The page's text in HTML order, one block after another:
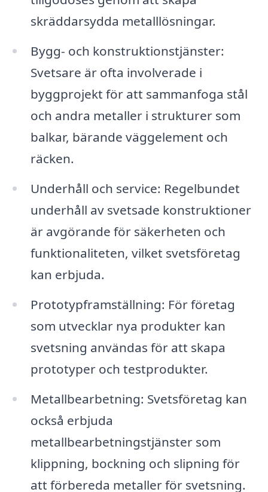
skräddarsydda metalllösningar.
Bygg- och konstruktionstjänster:
Svetsare är ofta involverade i
byggprojekt för att sammanfoga stål
och andra metaller i strukturer som
balkar, bärande väggelement och
räcken.
Underhåll och service: Regelbundet
underhåll av svetsade konstruktioner
är avgörande för säkerheten och
funktionaliteten, vilket svetsföretag
kan erbjuda.
Prototypframställning: För företag
som utvecklar nya produkter kan
svetsning användas för att skapa
prototyper och testprodukter.
Metallbearbetning: Svetsföretag kan
också erbjuda
metallbearbetningstjänster som
klippning, bockning och slipning för
att förbereda metaller för svetsning.